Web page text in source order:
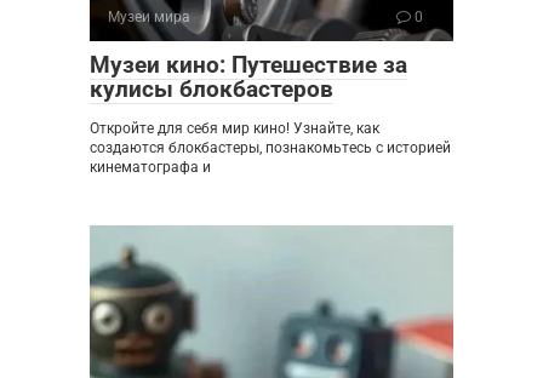
Музеи мира 0
Музеи кино: Путешествие за
кулисы блокбастеров
Откройте для себя мир кино! Узнайте, как
создаются блокбастеры, познакомьтесь с историей
кинематографа и